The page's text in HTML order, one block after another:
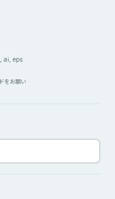
ai, eps
をお願い